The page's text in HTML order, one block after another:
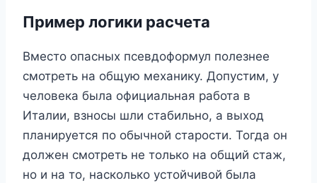
Пример логики расчета
Вместо опасных псевдоформул полезнее
смотреть на общую механику. Допустим, у
человека была официальная работа в
Италии, взносы шли стабильно, а выход
планируется по обычной старости. Тогда он
должен смотреть не только на общий стаж,
но и на то, насколько устойчивой была